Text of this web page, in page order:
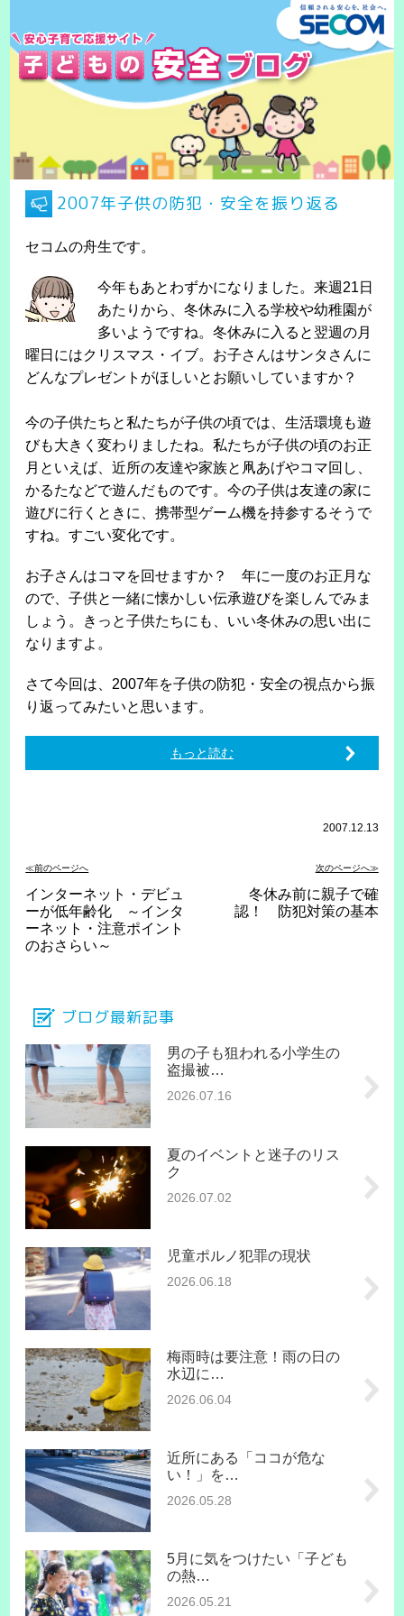
2007年子供の防犯・安全を振り返る
セコムの舟生です。
今年もあとわずかになりました。来週21日
あたりから、冬休みに入る学校や幼稚園が
多いようですね。冬休みに入ると翌週の月
曜日にはクリスマス・イブ。お子さんはサンタさんに
どんなプレゼントがほしいとお願いしていますか？
今の子供たちと私たちが子供の頃では、生活環境も遊
びも大きく変わりましたね。私たちが子供の頃のお正
月といえば、近所の友達や家族と凧あげやコマ回し、
かるたなどで遊んだものです。今の子供は友達の家に
遊びに行くときに、携帯型ゲーム機を持参するそうで
すね。すごい変化です。
お子さんはコマを回せますか？ 年に一度のお正月な
ので、子供と一緒に懐かしい伝承遊びを楽しんでみま
しょう。きっと子供たちにも、いい冬休みの思い出に
なりますよ。
さて今回は、2007年を子供の防犯・安全の視点から振
り返ってみたいと思います。
もっと読む
2007.12.13
≪前のページへ 次のページへ≫
インターネット・デビュ
ーが低年齢化 ～インタ
ーネット・注意ポイント
のおさらい～
冬休み前に親子で確
認！ 防犯対策の基本
ブログ最新記事
男の子も狙われる小学生の
盗撮被…
2026.07.16
夏のイベントと迷子のリス
ク
2026.07.02
児童ポルノ犯罪の現状
2026.06.18
梅雨時は要注意！雨の日の
水辺に…
2026.06.04
近所にある「ココが危な
い！」を…
2026.05.28
5月に気をつけたい「子ども
の熱…
2026.05.21